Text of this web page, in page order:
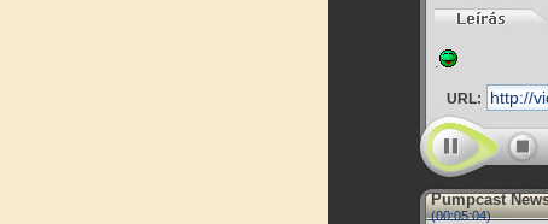
.
URL:
Pumpcast
(00:05:04)